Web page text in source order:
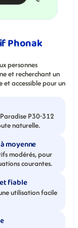
Phonak
personnes
et recherchant un
accessible pour un
P30-312
naturelle.
moyenne
modérés, pour
courantes.
fiable
utilisation facile